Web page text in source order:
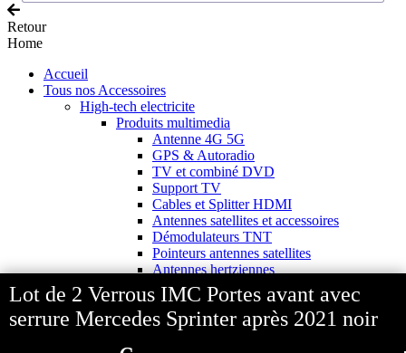
Lot de 2 Verrous IMC Portes avant avec
serrure Mercedes Sprinter après 2021 noir
Retour
Home
Accueil
Tous nos Accessoires
High-tech electricite
Produits multimedia
Antenne 4G 5G
GPS & Autoradio
TV et combiné DVD
Support TV
Cables et Splitter HDMI
Antennes satellites et accessoires
Démodulateurs TNT
Pointeurs antennes satellites
Antennes hertziennes
Mât d'antenne et accessoires
Caméras de recul
Accessoires audio & vidéo
Source d'energie